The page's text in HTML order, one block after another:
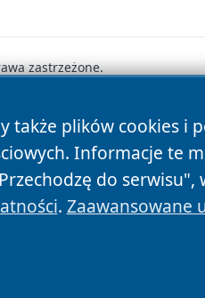
także plików cookies
Informacje te
do serwisu",
. Zaawansowane
zastrzeżone.
Cookies